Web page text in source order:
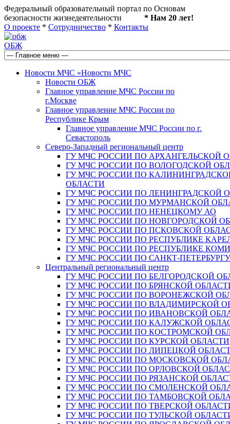
Федеральный образовательный портал по Основам
безопасности жизнедеятельности * Нам 20 лет!
О проекте * Сотрудничество * Контакты
ОБЖ
Новости МЧС »Новости МЧС
Новости ОБЖ
Главное управление МЧС России по
г.Москве
Главное управление МЧС России по
Республике Крым
Главное управление МЧС России по г.
Севастополь
Северо-Западный региональный центр
ГУ МЧС РОССИИ ПО АРХАНГЕЛЬСКОЙ
ГУ МЧС РОССИИ ПО ВОЛОГОДСКОЙ
ГУ МЧС РОССИИ ПО
ОБЛАСТИ
ГУ МЧС РОССИИ ПО ЛЕНИНГРАДСКОЙ
ГУ МЧС РОССИИ ПО МУРМАНСКОЙ
ГУ МЧС РОССИИ ПО НЕНЕЦКОМУ АО
ГУ МЧС РОССИИ ПО НОВГОРОДСКОЙ
ГУ МЧС РОССИИ ПО ПСКОВСКОЙ
ГУ МЧС РОССИИ ПО РЕСПУБЛИКЕ
ГУ МЧС РОССИИ ПО РЕСПУБЛИКЕ КОМИ
ГУ МЧС РОССИИ ПО САНКТ-ПЕТЕРБУРГУ
Центральный региональный центр
ГУ МЧС РОССИИ ПО БЕЛГОРОДСКОЙ
ГУ МЧС РОССИИ ПО БРЯНСКОЙ
ГУ МЧС РОССИИ ПО ВОРОНЕЖСКОЙ
ГУ МЧС РОССИИ ПО ВЛАДИМИРСКОЙ
ГУ МЧС РОССИИ ПО ИВАНОВСКОЙ
ГУ МЧС РОССИИ ПО КАЛУЖСКОЙ
ГУ МЧС РОССИИ ПО КОСТРОМСКОЙ
ГУ МЧС РОССИИ ПО КУРСКОЙ ОБЛАСТИ
ГУ МЧС РОССИИ ПО ЛИПЕЦКОЙ
ГУ МЧС РОССИИ ПО МОСКОВСКОЙ
ГУ МЧС РОССИИ ПО ОРЛОВСКОЙ
ГУ МЧС РОССИИ ПО РЯЗАНСКОЙ
ГУ МЧС РОССИИ ПО СМОЛЕНСКОЙ
ГУ МЧС РОССИИ ПО ТАМБОВСКОЙ
ГУ МЧС РОССИИ ПО ТВЕРСКОЙ
ГУ МЧС РОССИИ ПО ТУЛЬСКОЙ